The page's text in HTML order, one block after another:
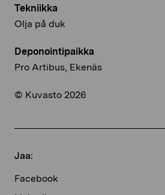
Tekniikka
Olja på duk
Deponointipaikka
Pro Artibus, Ekenäs
© Kuvasto 2026
Jaa:
Facebook